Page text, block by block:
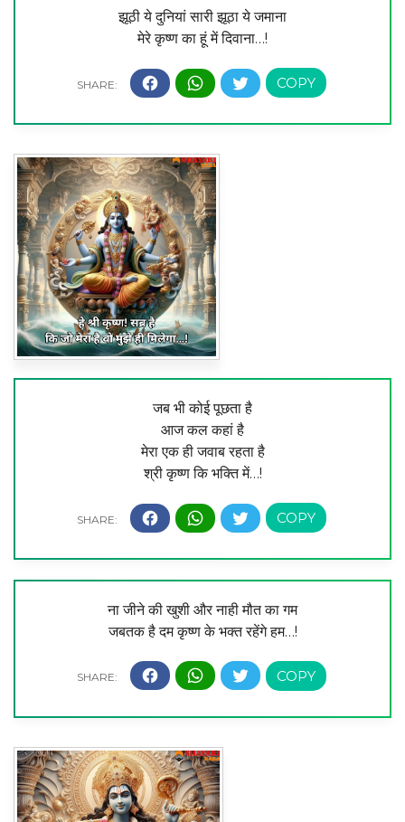
झूठी ये दुनियां सारी झूठा ये जमाना
मेरे कृष्ण का हूं में दिवाना…!
जब भी कोई पूछता है
आज कल कहां है
मेरा एक ही जवाब रहता है
श्री कृष्ण कि भक्ति में…!
ना जीने की खुशी और नाही मौत का गम
जबतक है दम कृष्ण के भक्त रहेंगे हम…!